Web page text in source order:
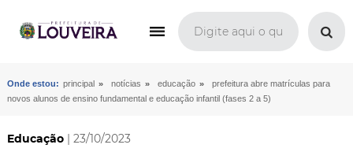
Onde estou: principal » notícias » educação »
prefeitura abre matrículas para
novos alunos de ensino fundamental e educação infantil (fases 2 a 5)
Educação| 23/10/2023